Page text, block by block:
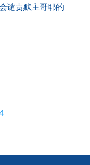
谴责默主哥耶的